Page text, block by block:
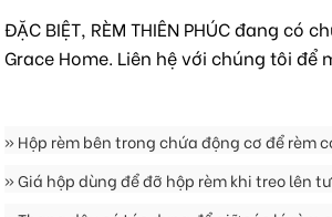
ĐẶC BIỆT, RÈM THIÊN PHÚC đang có
Grace Home. Liên hệ với chúng tôi
» Hộp rèm bên trong chứa động cơ để rèm
» Giá hộp dùng để đỡ hộp rèm khi treo lên